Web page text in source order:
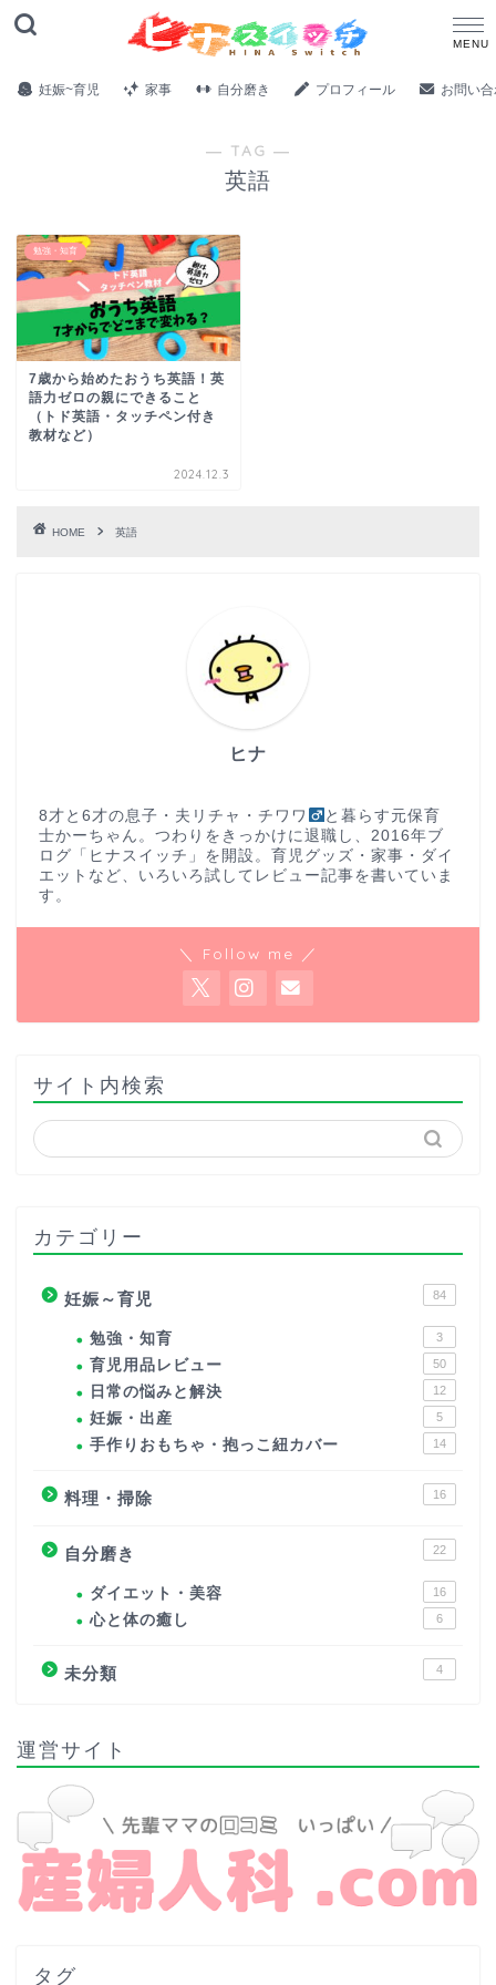
妊娠~育児 家事 自分磨き プロフィール お問い
― TAG ―
英語
勉強・知育
7歳から始めたおうち英語！英
語力ゼロの親にできること
（トド英語・タッチペン付き
教材など）
2024.12.3
HOME 英語
ヒナ
8才と6才の息子・夫リチャ・チワワ
と暮らす元保育
士かーちゃん。つわりをきっかけに退職し、2016年ブ
ログ「ヒナスイッチ」を開設。育児グッズ・家事・ダイ
エットなど、いろいろ試してレビュー記事を書いていま
す。
＼ Follow me ／
サイト内検索
カテゴリー
妊娠～育児 84
勉強・知育 3
育児用品レビュー 50
日常の悩みと解決 12
妊娠・出産 5
手作りおもちゃ・抱っこ紐カバー 14
料理・掃除 16
自分磨き 22
ダイエット・美容 16
心と体の癒し 6
未分類 4
運営サイト
タグ